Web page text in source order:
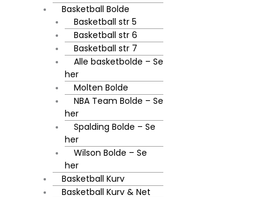
Basketball Bolde
Basketball str 5
Basketball str 6
Basketball str 7
Alle basketbolde – Se
her
Molten Bolde
NBA Team Bolde – Se
her
Spalding Bolde – Se
her
Wilson Bolde – Se
her
Basketball Kurv
Basketball Kurv & Net